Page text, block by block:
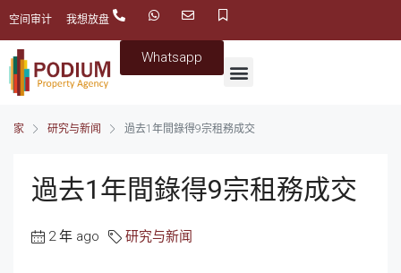
空间审计 我想放盘
Whatsapp
家 研究与新闻 過去1年間錄得9宗租務成交
過去1年間錄得9宗租務成交
2 年 ago 研究与新闻